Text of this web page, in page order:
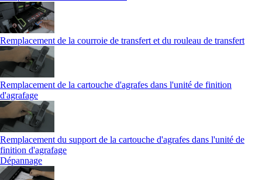
Remplacement de la courroie de transfert et du rouleau de transfert
Remplacement de la cartouche d'agrafes dans l'unité de finition
d'agrafage
Remplacement du support de la cartouche d'agrafes dans l'unité de
finition d'agrafage
Dépannage